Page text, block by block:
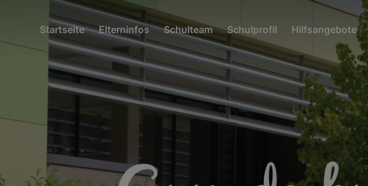
Startseite Elterninfos Schulteam Schulprofil Hilfsangebote